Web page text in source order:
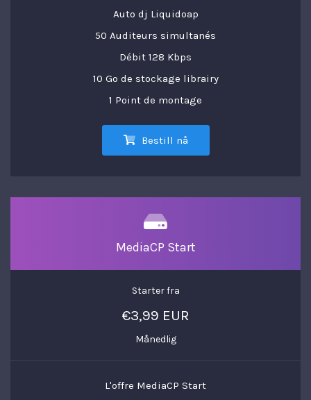
Auto dj Liquidoap
50 Auditeurs simultanés
Débit 128 Kbps
10 Go de stockage librairy
1 Point de montage
Bestill nå
MediaCP Start
Starter fra
€3,99 EUR
Månedlig
L'offre MediaCP Start